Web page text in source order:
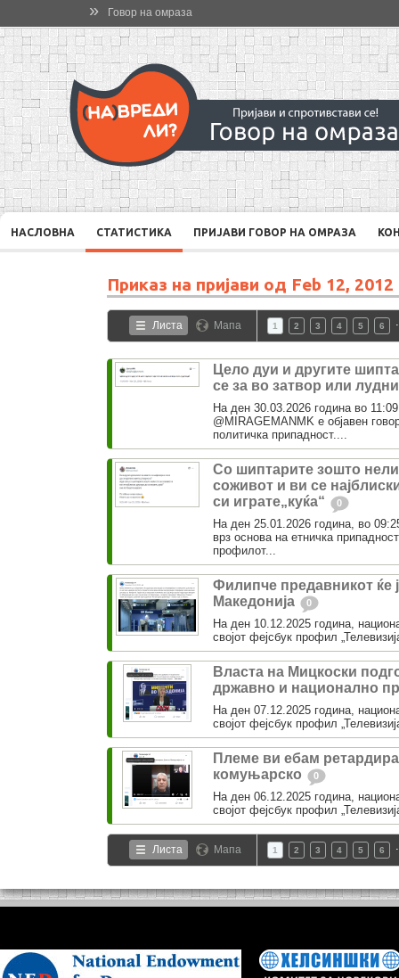
» Говор на омраза
НАСЛОВНА СТАТИСТИКА ПРИЈАВИ ГОВОР НА ОМРАЗА
Приказ на пријави од Feb 12,
Листа Мапа 1 2 3 4 5 6
Цело дуи и другите
се за во затвор или
На ден 30.03.2026 година во
@MIRAGEMANMK е објавен
политичка припадност....
Со шиптарите зошто нели
соживот и ви се
си играте„куќа“
0
На ден 25.01.2026 година, во
врз основа на етничка
профилот...
Филипче предавникот ќе
Македонија
0
На ден 10.12.2025 година,
својот фејсбук профил
Власта на Мицкоски
државно и национално
На ден 07.12.2025 година,
својот фејсбук профил
Племе ви ебам
комуњарско
0
На ден 06.12.2025 година,
својот фејсбук профил
Листа Мапа 1 2 3 4 5 6